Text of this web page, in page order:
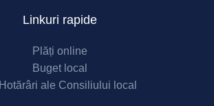
Linkuri rapide
Plăți online
Buget local
Hotărâri ale Consiliului local